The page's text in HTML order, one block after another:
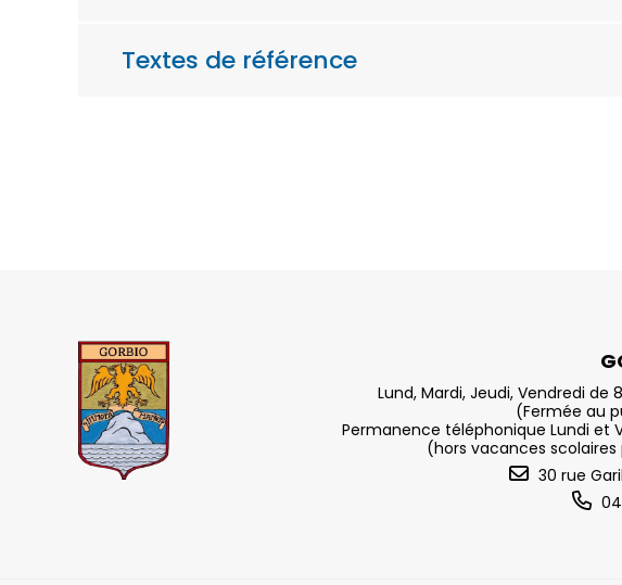
Textes de référence
Lund, Mardi, Jeudi, Vendredi de
(Fermée au
Permanence téléphonique Lundi et
(hors vacances
30 rue